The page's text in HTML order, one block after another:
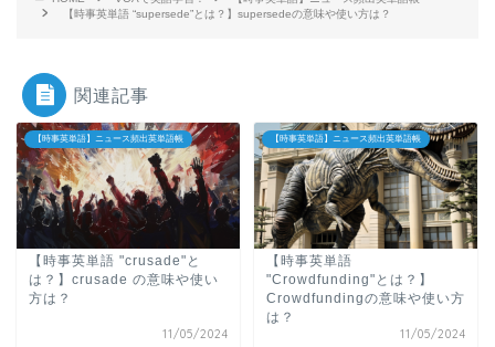
【時事英単語 “supersede”とは？】supersedeの意味や使い方は？
関連記事
【時事英単語】ニュース頻出英単語帳
【時事英単語 "crusade"と
は？】crusade の意味や使い
方は？
11/05/2024
【時事英単語】ニュース頻出英単語帳
【時事英単語
"Crowdfunding"とは？】
Crowdfundingの意味や使い方
は？
11/05/2024